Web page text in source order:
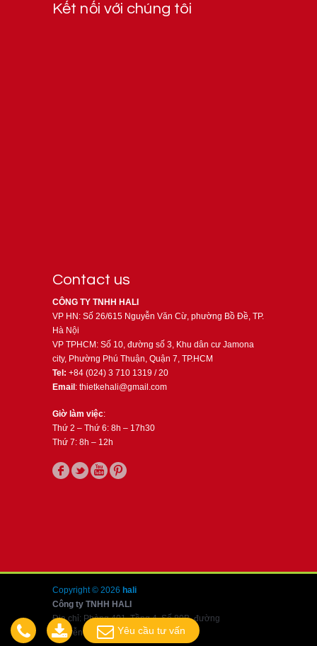
Kết nối với chúng tôi
Contact us
CÔNG TY TNHH HALI
VP HN: Số 26/615 Nguyễn Văn Cừ, phường Bồ Đề, TP.
Hà Nội
VP TPHCM: Số 10, đường số 3, Khu dân cư Jamona
city, Phường Phú Thuận, Quận 7, TP.HCM
Tel: +84 (024) 3 710 1319 / 20
Email : thietkehali@gmail.com
Giờ làm việc:
Thứ 2 – Thứ 6: 8h – 17h30
Thứ 7: 8h – 12h
Copyright © 2026 hali
Công ty TNHH HALI
Địa chỉ: Phòng 401, Tầng 4, Số 80B, đường
Nguyễn Văn Cừ, Long Biên, Hà Nội
Yêu cầu tư vấn